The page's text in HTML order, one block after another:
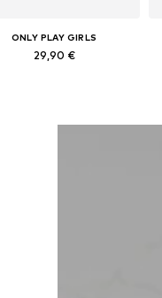
ONLY PLAY GIRLS
29,90 €